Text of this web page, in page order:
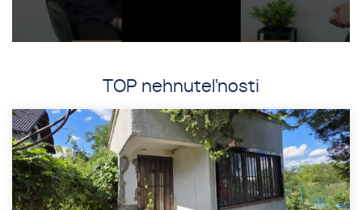
TOP nehnuteľnosti